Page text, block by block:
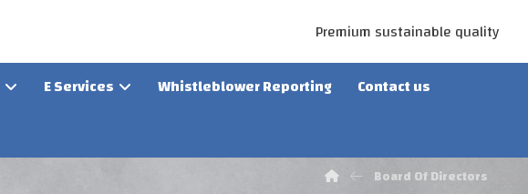
Premium sustainable quality
E Services Whistleblower Reporting
Contact us
Board Of Directors